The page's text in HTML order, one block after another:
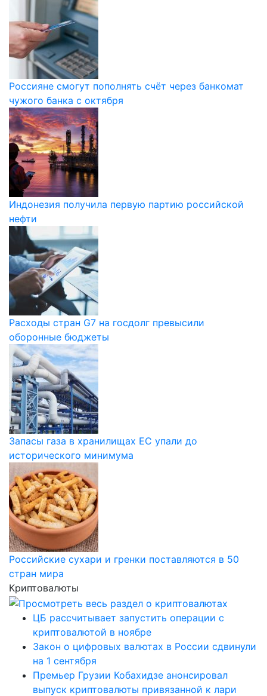
Россияне смогут пополнять счёт через банкомат
чужого банка с октября
Индонезия получила первую партию российской
нефти
Расходы стран G7 на госдолг превысили
оборонные бюджеты
Запасы газа в хранилищах ЕС упали до
исторического минимума
Российские сухари и гренки поставляются в 50
стран мира
Криптовалюты
ЦБ рассчитывает запустить операции с
криптовалютой в ноябре
Закон о цифровых валютах в России сдвинули
на 1 сентября
Премьер Грузии Кобахидзе анонсировал
выпуск криптовалюты привязанной к лари